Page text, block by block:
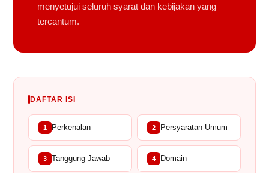
menyetujui seluruh syarat dan kebijakan yang
tercantum.
DAFTAR ISI
1 Perkenalan 2 Persyaratan Umum
3 Tanggung Jawab 4 Domain